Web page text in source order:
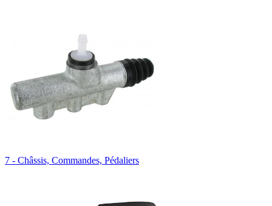
7 - Châssis, Commandes, Pédaliers